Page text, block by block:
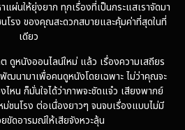
ผ่นให้ยุ่งยาก ทุกเรื่องที่เป็นกระแสเราจัดมา
โรง ของคุณสะดวกสบายและคุ้มค่าที่สุดในที่
เดียว
ดูหนังออนไลน์ใหม่ แล้ว เรื่องความเสถียร
ฒนามาเพื่อคนดูหนังโดยเฉพาะ ไม่ว่าคุณจะ
ไหน ก็มั่นใจได้ว่าภาพจะชัดแจ๋ว เสียงพากย์
ม่ชนโรง ต่อเนื่องยาวๆ จนจบเรื่องแบบไม่มี
ขัดอารมณ์ให้เสียจังหวะลุ้น